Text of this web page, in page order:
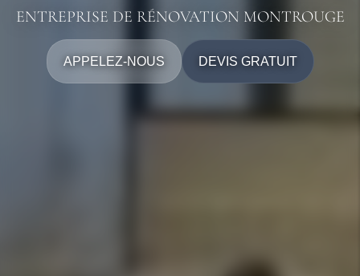
ENTREPRISE DE RÉNOVATION MONTROUGE
APPELEZ-NOUS DEVIS GRATUIT